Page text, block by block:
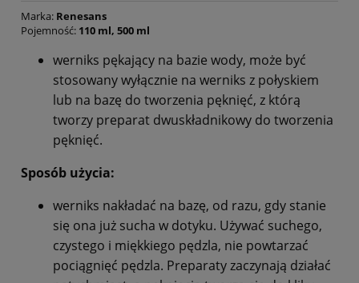
Marka: Renesans
Pojemność: 110 ml, 500 ml
werniks pękający na bazie wody, może być
stosowany wyłącznie na werniks z połyskiem
lub na bazę do tworzenia pęknięć, z którą
tworzy preparat dwuskładnikowy do tworzenia
pęknięć.
Sposób użycia:
werniks nakładać na bazę, od razu, gdy stanie
się ona już sucha w dotyku. Używać suchego,
czystego i miękkiego pędzla, nie powtarzać
pociągnięć pędzla. Preparaty zaczynają działać